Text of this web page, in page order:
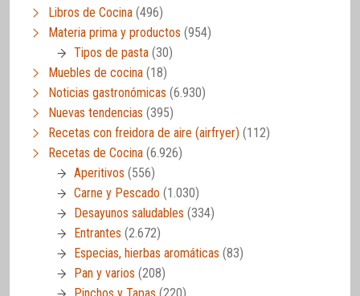
Libros de Cocina (496)
Materia prima y productos (954)
Tipos de pasta (30)
Muebles de cocina (18)
Noticias gastronómicas (6.930)
Nuevas tendencias (395)
Recetas con freidora de aire (airfryer) (112)
Recetas de Cocina (6.926)
Aperitivos (556)
Carne y Pescado (1.030)
Desayunos saludables (334)
Entrantes (2.672)
Especias, hierbas aromáticas (83)
Pan y varios (208)